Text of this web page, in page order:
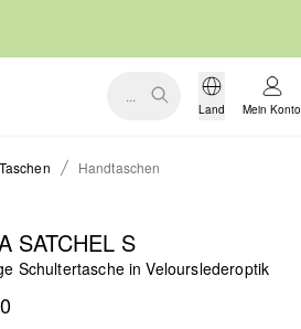
...
Land Mein Konto
Taschen Handtaschen
SATCHEL S
Schultertasche in Velourslederoptik